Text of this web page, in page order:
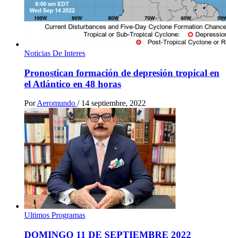
Noticias De Interes
Pronostican formación de depresión tropical en
el Atlántico en 48 horas
PorAeromundo / 14 septiembre, 2022
Ultimos Programas
DOMINGO 11 DE SEPTIEMBRE 2022